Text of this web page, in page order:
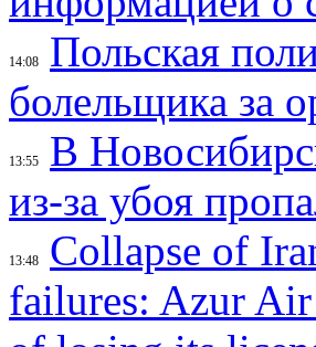
14:08
Польская
болельщика за
13:55
В
из-за убоя
13:48
Collapse of
failures: Azur